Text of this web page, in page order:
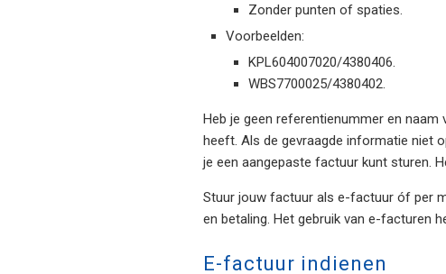
Zonder punten of spaties.
Voorbeelden:
KPL604007020/4380406.
WBS7700025/4380402.
Heb je geen referentienummer en
heeft. Als de gevraagde informatie niet
je een aangepaste factuur kunt sturen.
Stuur jouw factuur als e-factuur óf per
en betaling. Het gebruik van e-facturen
E-factuur indienen